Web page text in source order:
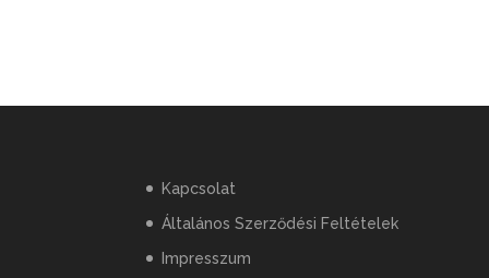
Kapcsolat
Általános Szerződési Feltételek
Impresszum